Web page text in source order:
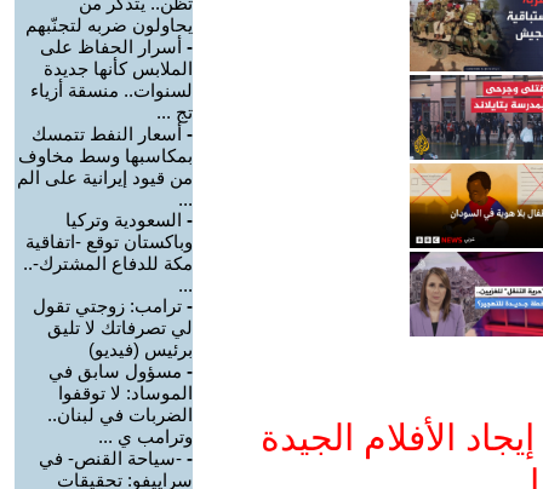
الأفلام الجيدة
يحاولون ضربه لتجنّبهم
- أسرار الحفاظ على
الملابس كأنها جديدة
لسنوات.. منسقة أزياء
تج ...
- أسعار النفط تتمسك
بمكاسبها وسط مخاوف
من قيود إيرانية على الم
...
- السعودية وتركيا
وباكستان توقع -اتفاقية
مكة للدفاع المشترك-..
...
- ترامب: زوجتي تقول
لي تصرفاتك لا تليق
برئيس (فيديو)
- مسؤول سابق في
الموساد: لا توقفوا
الضربات في لبنان..
وترامب ي ...
- -سياحة القنص- في
سراييفو: تحقيقات